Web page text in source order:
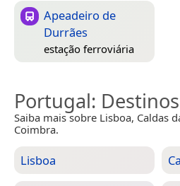
Apeadeiro de
Durrães
estação ferroviária
Portugal:
Saiba mais sobre Lisboa, Caldas
Coimbra.
Lisboa